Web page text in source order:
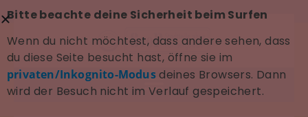
Bitte beachte deine Sicherheit beim Surfen
Wenn du nicht möchtest, dass andere sehen, dass
du diese Seite besucht hast, öffne sie im
privaten/Inkognito-Modusdeines Browsers. Dann
wird der Besuch nicht im Verlauf gespeichert.